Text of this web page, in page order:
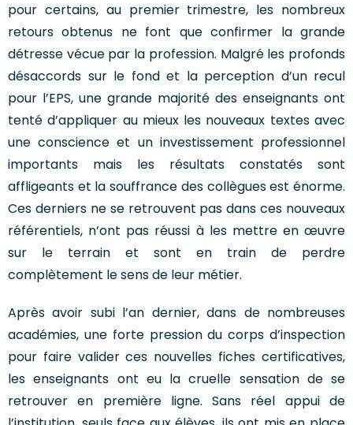
pour certains, au premier trimestre, les nombreux
retours obtenus ne font que confirmer la grande
détresse vécue par la profession. Malgré les profonds
désaccords sur le fond et la perception d’un recul
pour l’EPS, une grande majorité des enseignants ont
tenté d’appliquer au mieux les nouveaux textes avec
une conscience et un investissement professionnel
importants mais les résultats constatés sont
affligeants et la souffrance des collègues est énorme.
Ces derniers ne se retrouvent pas dans ces nouveaux
référentiels, n’ont pas réussi à les mettre en œuvre
sur le terrain et sont en train de perdre
complètement le sens de leur métier.
Après avoir subi l’an dernier, dans de nombreuses
académies, une forte pression du corps d’inspection
pour faire valider ces nouvelles fiches certificatives,
les enseignants ont eu la cruelle sensation de se
retrouver en première ligne. Sans réel appui de